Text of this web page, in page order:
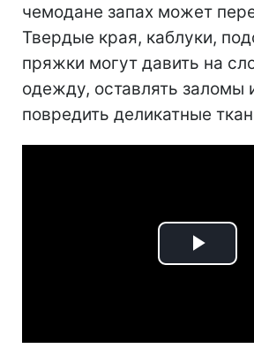
чемодане запах может
Твердые края, каблуки,
пряжки могут давить на
одежду, оставлять заломы
повредить деликатные
Play